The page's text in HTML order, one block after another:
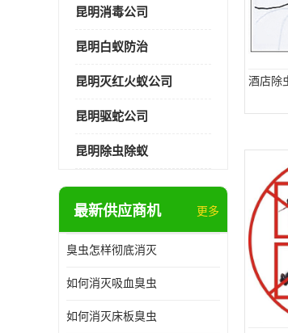
昆明消毒公司
昆明白蚁防治
昆明灭红火蚁公司
昆明驱蛇公司
昆明除虫除蚁
最新供应商机 更多
臭虫怎样彻底消灭
如何消灭吸血臭虫
如何消灭床板臭虫
酒店除